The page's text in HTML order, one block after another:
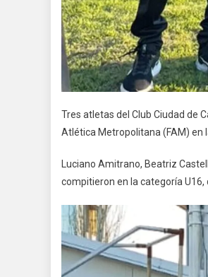
Tres atletas del Club Ciudad de
Atlética Metropolitana (FAM) en
Luciano Amitrano, Beatriz
compitieron en la categoría